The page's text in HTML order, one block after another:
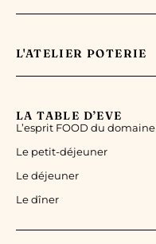
L'ATELIER POTERIE
LA TABLE D’EVE
L’esprit FOOD du domaine
Le petit-déjeuner
Le déjeuner
Le dîner